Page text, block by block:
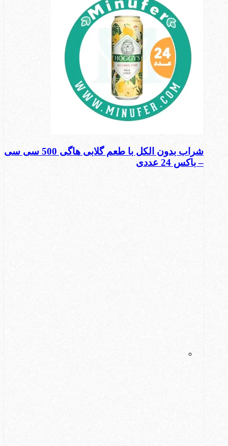
شراب بدون الکل با طعم گلابی هاگی 500 سی سی
– باکس 24 عددی